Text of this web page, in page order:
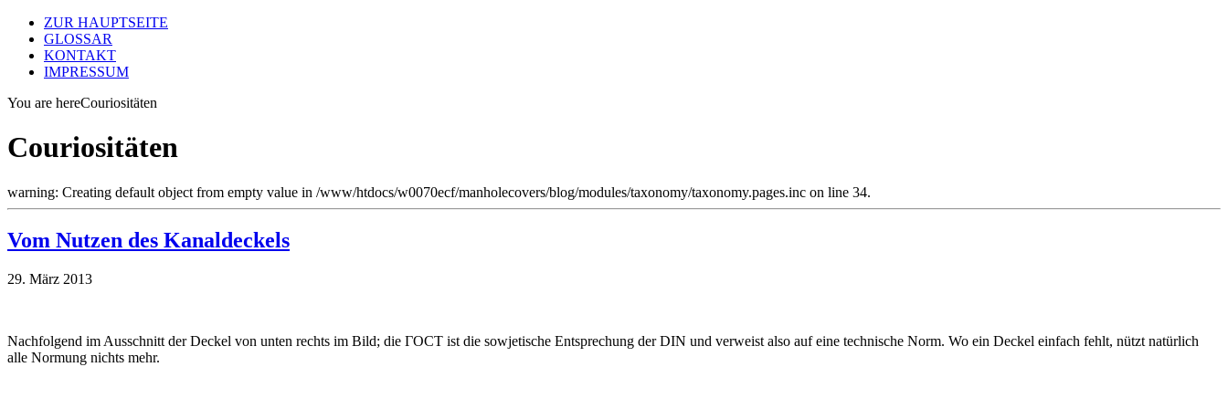
ZUR HAUPTSEITE
GLOSSAR
KONTAKT
IMPRESSUM
You are hereCouriositäten
Couriositäten
warning: Creating default object from empty value in /www/htdocs/w0070ecf/manholecovers/blog/modules/taxonomy/taxonomy.pages.inc on line 34.
Vom Nutzen des Kanaldeckels
29. März 2013
Nachfolgend im Ausschnitt der Deckel von unten rechts im Bild; die ГОСТ ist die sowjetische Entsprechung der DIN und verweist also auf eine technische Norm. Wo ein Deckel einfach fehlt, nützt natürlich
alle Normung nichts mehr.